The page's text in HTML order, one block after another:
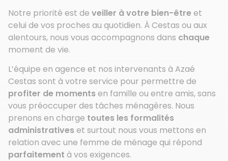
Notre priorité est de veiller à votre bien-être et
celui de vos proches au quotidien. À Cestas ou aux
alentours, nous vous accompagnons dans chaque
moment de vie.
L’équipe en agence et nos intervenants à Azaé
Cestas sont à votre service pour permettre de
profiter de moments en famille ou entre amis, sans
vous préoccuper des tâches ménagères. Nous
prenons en charge toutes les formalités
administratives et surtout nous vous mettons en
relation avec une femme de ménage qui répond
parfaitement à vos exigences.